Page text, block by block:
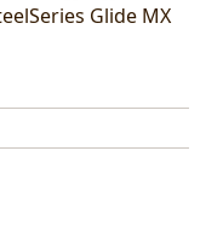
Glide MX